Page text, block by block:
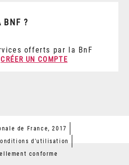
BNF ?
offerts par la BnF
CRÉER UN COMPTE
de France, 2017
d'utilisation
conforme